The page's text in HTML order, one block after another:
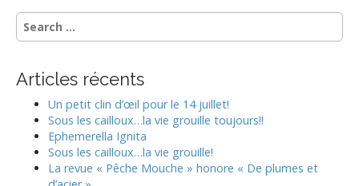
S
e
c
Articles récents
Un petit clin d’œil pour le 14 juillet!
Sous les cailloux…la vie grouille toujours!!
Ephemerella Ignita
Sous les cailloux…la vie grouille!
La revue « Pêche Mouche » honore « De plumes et